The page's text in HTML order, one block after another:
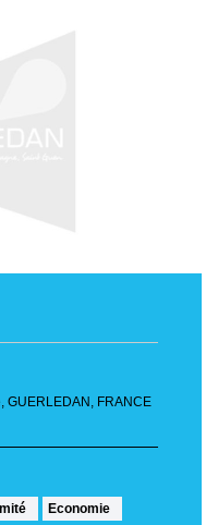
, GUERLEDAN, FRANCE
Economie